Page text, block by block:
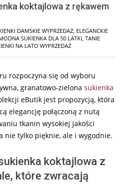
koktajlowa z rękawem
DAMSKIE WYPRZEDAŻ ELEGANCKIE
SUKIENKA DLA 50 LATKI TANIE
NA LATO WYPRZEDAŻ
rozpoczyna się od wyboru
granatowo-zielona sukienka
eButik jest propozycją, która
elegancję połączoną z nutą
tkanin wysokiej jakości
nie tylko pięknie, ale i wygodnie.
koktajlowa z
które zwracają